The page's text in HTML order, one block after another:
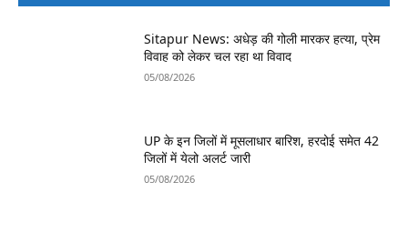
Sitapur News: अधेड़ की गोली मारकर हत्या, प्रेम
विवाह को लेकर चल रहा था विवाद
05/08/2026
UP के इन जिलों में मूसलाधार बारिश, हरदोई समेत 42
जिलों में येलो अलर्ट जारी
05/08/2026